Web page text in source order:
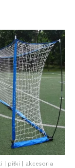
| piłki | akcesoria